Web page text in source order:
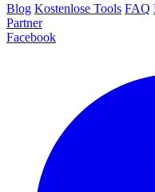
Blog‎ Kostenlose Tools FAQ
Partner
Facebook